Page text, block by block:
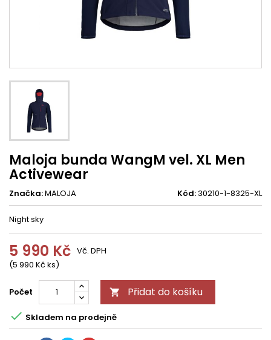
Maloja bunda WangM vel. XL Men
Activewear
Značka:MALOJA Kód:30210-1-8325-XL
Night sky
5 990 Kč
(5 990 Kč ks)
Vč. DPH
Počet  Přidat do košíku
 Skladem na prodejně